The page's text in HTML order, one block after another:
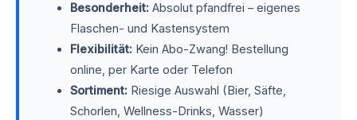
Besonderheit:Absolut pfandfrei – eigenes
Flaschen- und Kastensystem
Flexibilität:Kein Abo-Zwang! Bestellung
online, per Karte oder Telefon
Sortiment:Riesige Auswahl (Bier, Säfte,
Schorlen, Wellness-Drinks, Wasser)